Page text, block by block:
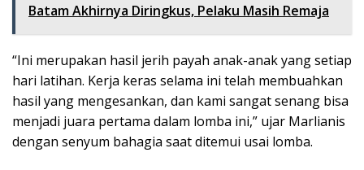
Batam Akhirnya Diringkus, Pelaku Masih Remaja
“Ini merupakan hasil jerih payah anak-anak yang setiap
hari latihan. Kerja keras selama ini telah membuahkan
hasil yang mengesankan, dan kami sangat senang bisa
menjadi juara pertama dalam lomba ini,” ujar Marlianis
dengan senyum bahagia saat ditemui usai lomba.